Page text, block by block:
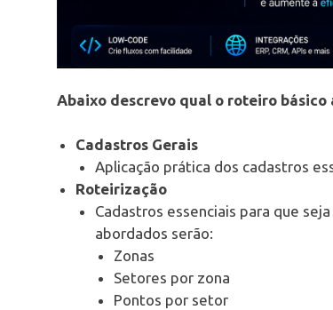
Abaixo descrevo qual o roteiro
Cadastros Gerais
Aplicação prática dos cadastros
Roteirização
Cadastros essenciais para que
abordados serão:
Zonas
Setores por zona
Pontos por setor